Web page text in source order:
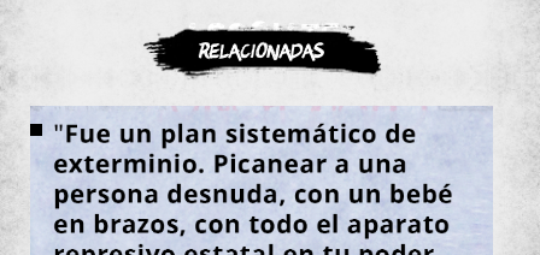
ASOCIATE
Relacionadas